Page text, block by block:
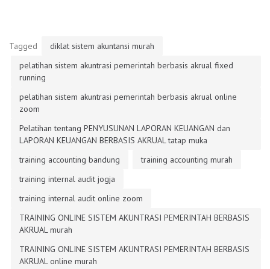
Tagged
diklat sistem akuntansi murah
pelatihan sistem akuntrasi pemerintah berbasis akrual fixed
running
pelatihan sistem akuntrasi pemerintah berbasis akrual online
zoom
Pelatihan tentang PENYUSUNAN LAPORAN KEUANGAN dan
LAPORAN KEUANGAN BERBASIS AKRUAL tatap muka
training accounting bandung
training accounting murah
training internal audit jogja
training internal audit online zoom
TRAINING ONLINE SISTEM AKUNTRASI PEMERINTAH BERBASIS
AKRUAL murah
TRAINING ONLINE SISTEM AKUNTRASI PEMERINTAH BERBASIS
AKRUAL online murah